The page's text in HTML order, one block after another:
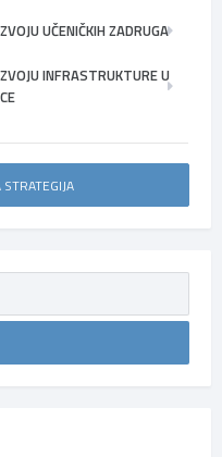
UČENIČKIH ZADRUGA
INFRASTRUKTURE U